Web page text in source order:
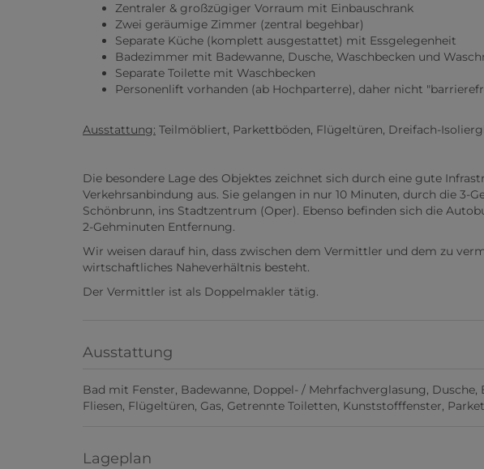
Zentraler & großzügiger Vorraum mit Einbauschrank
Zwei geräumige Zimmer (zentral begehbar)
Separate Küche (komplett ausgestattet) mit Essgelegenheit
Badezimmer mit Badewanne, Dusche, Waschbecken und
Separate Toilette mit Waschbecken
Personenlift vorhanden (ab Hochparterre), daher nicht
Ausstattung: Teilmöbliert, Parkettböden, Flügeltüren, Dreifach-
Die besondere Lage des Objektes zeichnet sich durch eine gute
Verkehrsanbindung aus. Sie gelangen in nur 10 Minuten, durch die 3-
Schönbrunn, ins Stadtzentrum (Oper). Ebenso befinden sich die
2-Gehminuten Entfernung.
Wir weisen darauf hin, dass zwischen dem Vermittler und dem zu
wirtschaftliches Naheverhältnis besteht.
Der Vermittler ist als Doppelmakler tätig.
Ausstattung
Bad mit Fenster Badewanne Doppel- / Mehrfachverglasung Dusche
Fliesen Flügeltüren Gas Getrennte Toiletten Kunststofffenster
Lageplan